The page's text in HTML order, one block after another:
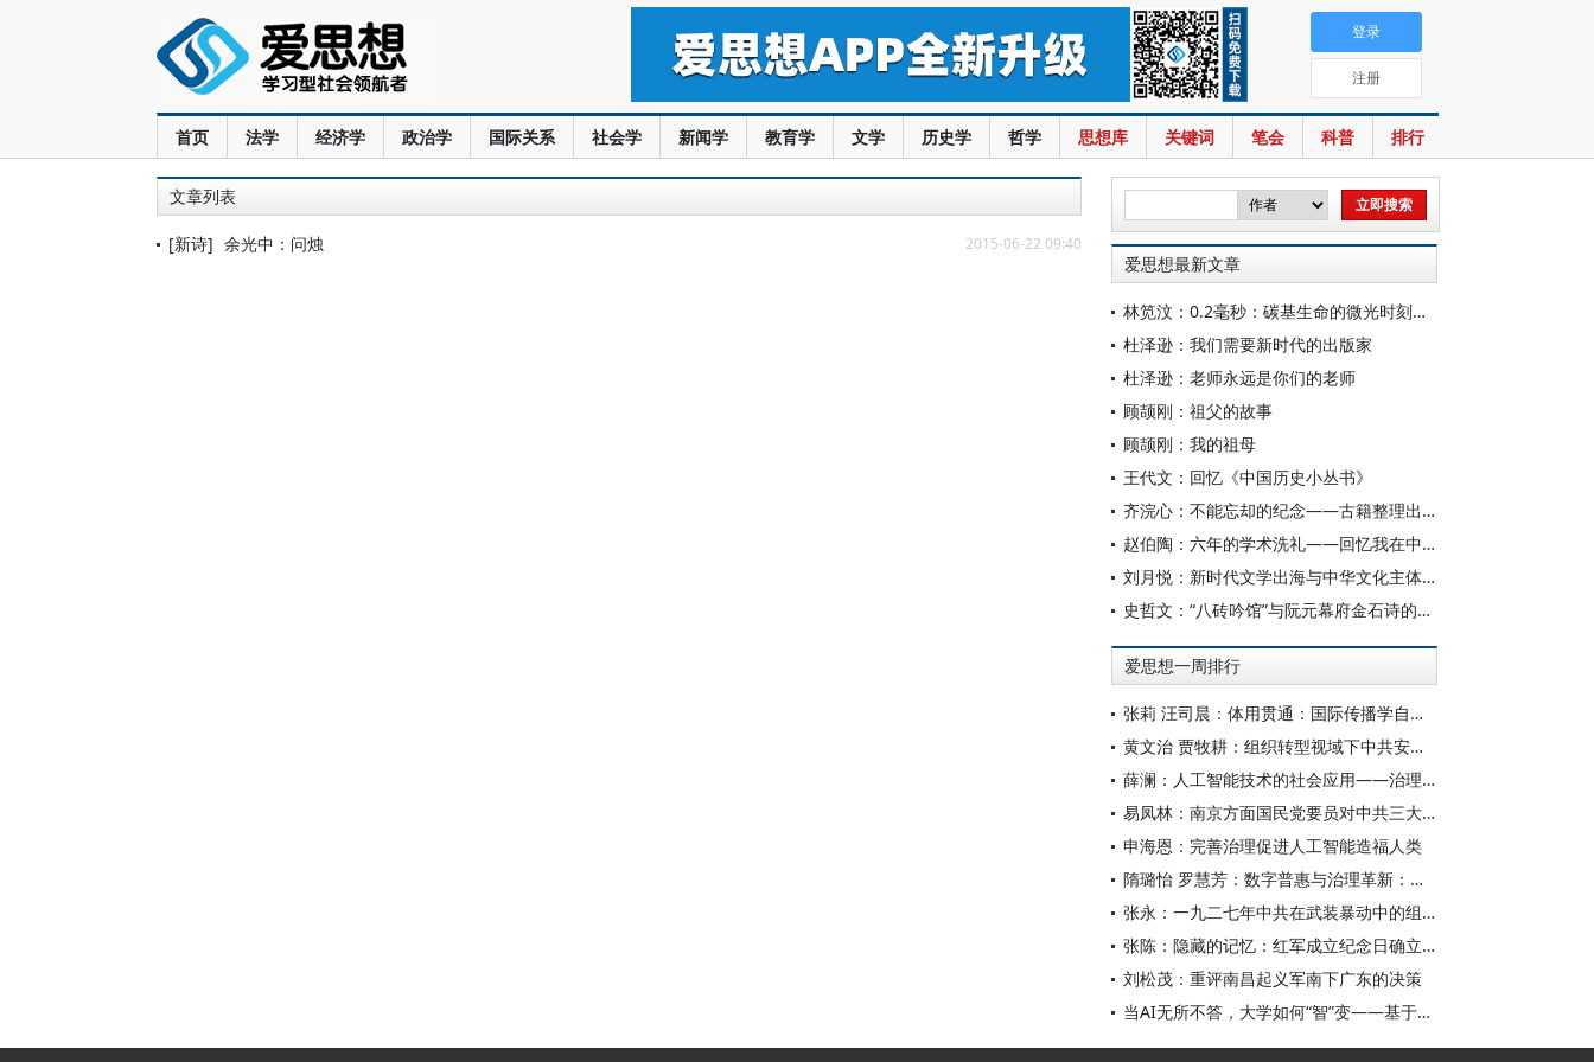
首页 法学 经济学 政治学 国际关系 社会学 新闻学 教育学 文学 历史学 哲学 思想库 关键词 笔会 科普 排行
登录
注册
文章列表
[新诗] 余光中：问烛 2015-06-22 09:40
爱思想最新文章
林笕汶：0.2毫秒：碳基生命的微光时刻——读邵春堡《未来人类：科技拓展无限可能》
杜泽逊：我们需要新时代的出版家
杜泽逊：老师永远是你们的老师
顾颉刚：祖父的故事
顾颉刚：我的祖母
王代文：回忆《中国历史小丛书》
齐浣心：不能忘却的纪念——古籍整理出版规划小组成立六十载记
赵伯陶：六年的学术洗礼——回忆我在中华书局的日子
刘月悦：新时代文学出海与中华文化主体性建构
史哲文：“八砖吟馆”与阮元幕府金石诗的学人品格、诗学祈向
爱思想一周排行
张莉 汪司晨：体用贯通：国际传播学自主知识体系的建构逻辑与学科交叉进路
黄文治 贾牧耕：组织转型视域下中共安徽省临时委员会的“两建两废”（1927—1931）
薛澜：人工智能技术的社会应用——治理挑战
易凤林：南京方面国民党要员对中共三大起义的反应
申海恩：完善治理促进人工智能造福人类
隋璐怡 罗慧芳：数字普惠与治理革新：中国人工智能赋能全球南方发展
张永：一九二七年中共在武装暴动中的组织转型
张陈：隐藏的记忆：红军成立纪念日确立前中共对南昌起义的纪念
刘松茂：重评南昌起义军南下广东的决策
当AI无所不答，大学如何“智”变——基于全国400余所高校本科生AI使用情况的调查与思考